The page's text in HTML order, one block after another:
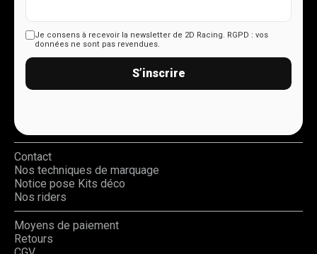
Je consens à recevoir la newsletter de 2D Racing. RGPD : vos
données ne sont pas revendues.
S’inscrire
Contact
Nos techniques de marquage
Notice pose Kits déco
Nos riders
Moyens de paiement
Retours